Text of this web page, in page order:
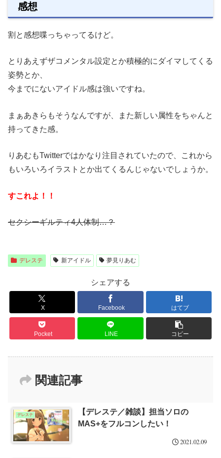
感想
割と感想喋っちゃってるけど。
とりあえずザコメンタル設定とか積極的にダイマしてくる
姿勢とか、
今までにないアイドル感は強いですね。
まぁあきらもそうなんですが、また新しい属性をちゃんと
持ってきた感。
りあむもTwitterではかなり注目されていたので、これから
もいろいろイラストとか出てくるんじゃないでしょうか。
すこれよ！！
セクシーギルティ4人体制…？
デレステ 新アイドル 夢見りあむ
シェアする
X Facebook はてブ
Pocket LINE コピー
関連記事
デレステ
【デレステ／雑談】担当ソロの
MAS+をフルコンしたい！
2021.02.09